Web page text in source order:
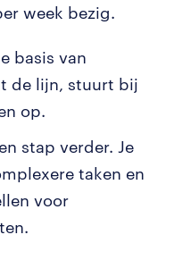
week bezig.
basis van
de lijn, stuurt bij
op.
stap verder. Je
taken en
voor